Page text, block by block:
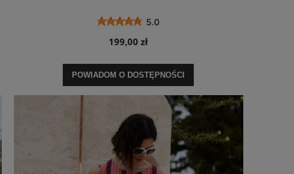
5.0
199,00 zł
POWIADOM O DOSTĘPNOŚCI